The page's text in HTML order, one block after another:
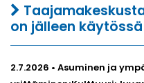
on jälleen käytössä
2.7.2026 • Asuminen ja